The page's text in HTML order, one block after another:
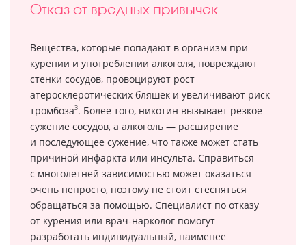
Отказ от вредных привычек
Вещества, которые попадают в организм при
курении и употреблении алкоголя, повреждают
стенки сосудов, провоцируют рост
атеросклеротических бляшек и увеличивают риск
тромбоза3. Более того, никотин вызывает резкое
сужение сосудов, а алкоголь — расширение
и последующее сужение, что также может стать
причиной инфаркта или инсульта. Справиться
с многолетней зависимостью может оказаться
очень непросто, поэтому не стоит стесняться
обращаться за помощью. Специалист по отказу
от курения или врач-нарколог помогут
разработать индивидуальный, наименее